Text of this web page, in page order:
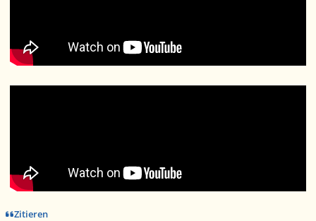
Zitieren